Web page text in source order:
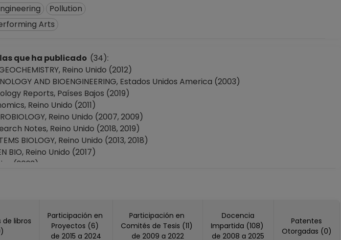
Pollution
Arts
que ha publicado (34):
Reino Unido (2012)
AND BIOENGINEERING, Estados Unidos America (2003)
Reports, Países Bajos (2019)
Reino Unido (2011)
Reino Unido (2007, 2009)
Notes, Reino Unido (2018, 2019)
BIOLOGY, Reino Unido (2013, 2018)
BIO, Reino Unido (2017)
(2023)
In Public Health, Suiza (2023)
GENOMES GENETICS, Estados Unidos America (2018)
RESEARCH, Estados Unidos America (2003)
libros
(0)
Participación en
Proyectos (6)
de 2015 a 2024
Participación en
Comités de Tesis (11)
de 2009 a 2022
Docencia
Impartida (108)
de 2008 a 2025
Patentes
Otorgadas (0)